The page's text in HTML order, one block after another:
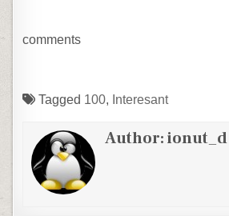
comments
Tagged 100, Interesant
Author:ionut_d